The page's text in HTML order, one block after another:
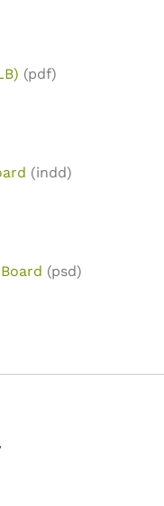
(pdf)
(indd)
(psd)